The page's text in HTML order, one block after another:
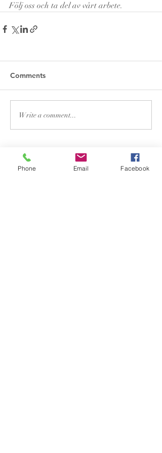
Följ oss och ta del av vårt arbete.
Comments
Write a comment...
Kulturinitiativet
Phone Email Facebook